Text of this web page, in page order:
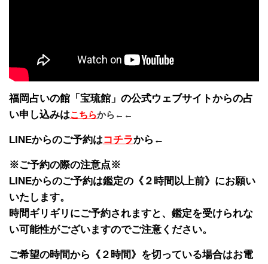
福岡占いの館「宝琉館」の公式ウェブサイトからの占
い申し込みはこちらから←←
LINEからのご予約はコチラから←
※ご予約の際の注意点※
LINEからのご予約は鑑定の《２時間以上前》にお願い
いたします。
時間ギリギリにご予約されますと、鑑定を受けられな
い可能性がございますのでご注意ください。
ご希望の時間から《２時間》を切っている場合はお電